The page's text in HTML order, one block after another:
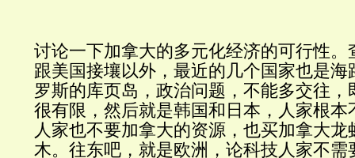
讨论一下加拿大的多元化经济的可行性。
跟美国接壤以外，最近的几个国家也是海
罗斯的库页岛，政治问题，不能多交往，
很有限，然后就是韩国和日本，人家根本
人家也不要加拿大的资源，也买加拿大龙
木。往东吧，就是欧洲，论科技人家不需